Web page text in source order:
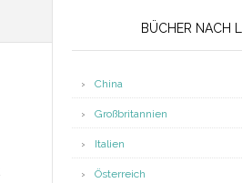
BÜCHER NACH
China
Großbritannien
Italien
Österreich